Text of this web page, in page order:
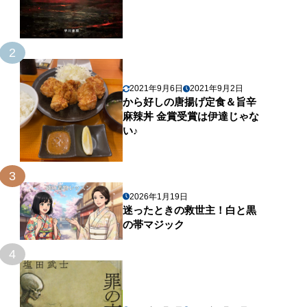
2
2021年9月6日 2021年9月2日
から好しの唐揚げ定食＆旨辛
麻辣丼 金賞受賞は伊達じゃな
い♪
3
2026年1月19日
迷ったときの救世主！白と黒
の帯マジック
4